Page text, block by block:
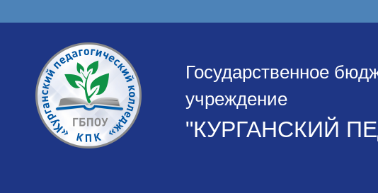
Государственное
учреждение
"КУРГАНСКИЙ